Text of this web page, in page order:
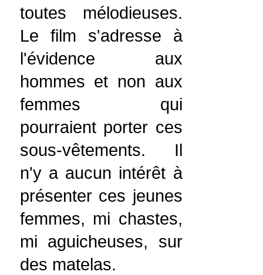
toutes mélodieuses.
Le film s'adresse à
l'évidence aux
hommes et non aux
femmes qui
pourraient porter ces
sous-vêtements. Il
n'y a aucun intérêt à
présenter ces jeunes
femmes, mi chastes,
mi aguicheuses, sur
des matelas.